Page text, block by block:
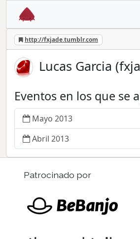
http://fxjade.tumblr.com
Lucas Garcia
Eventos en los que se
Mayo 2013
Abril 2013
Patrocinado por